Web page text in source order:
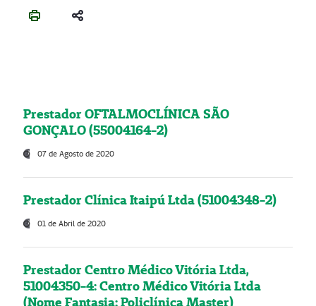
Prestador OFTALMOCLÍNICA SÃO
GONÇALO (55004164-2)
07 de Agosto de 2020
Prestador Clínica Itaipú Ltda (51004348-2)
01 de Abril de 2020
Prestador Centro Médico Vitória Ltda,
51004350-4: Centro Médico Vitória Ltda
(Nome Fantasia: Policlínica Master)